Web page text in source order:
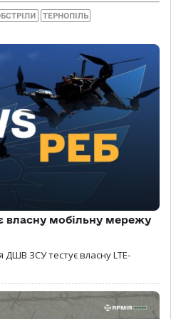
ТЕРНОПІЛЬ
власну мобільну мережу
ЗСУ тестує власну LTE-